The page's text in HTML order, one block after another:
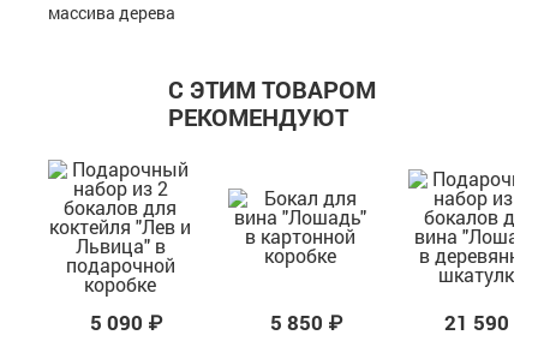
массива дерева
С ЭТИМ ТОВАРОМ
РЕКОМЕНДУЮТ
5 090 ₽ 5 850 ₽ 21 590 ₽